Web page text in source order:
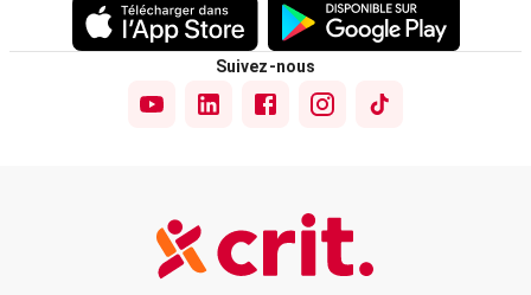
Suivez-nous